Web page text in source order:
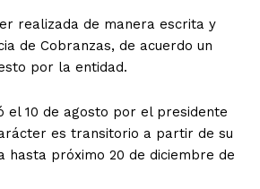
realizada de manera escrita y
de Cobranzas, de acuerdo un
por la entidad.
el 10 de agosto por el presidente
es transitorio a partir de su
hasta próximo 20 de diciembre de